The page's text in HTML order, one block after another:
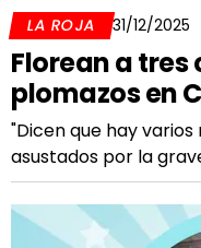
LA ROJA 31/12/2025
Florean a tres
plomazos en
"Dicen que hay
asustados por la